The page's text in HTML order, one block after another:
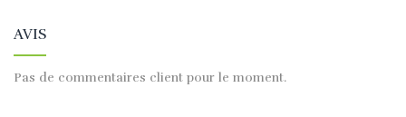
AVIS
Pas de commentaires client pour le moment.